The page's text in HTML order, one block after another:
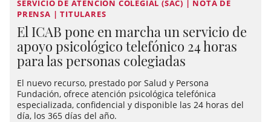
SERVICIO DE ATENCIÓN COLEGIAL (SAC) | NOTA DE
PRENSA | TITULARES
El ICAB pone en marcha un servicio de
apoyo psicológico telefónico 24 horas
para las personas colegiadas
El nuevo recurso, prestado por Salud y Persona
Fundación, ofrece atención psicológica telefónica
especializada, confidencial y disponible las 24 horas del
día, los 365 días del año.